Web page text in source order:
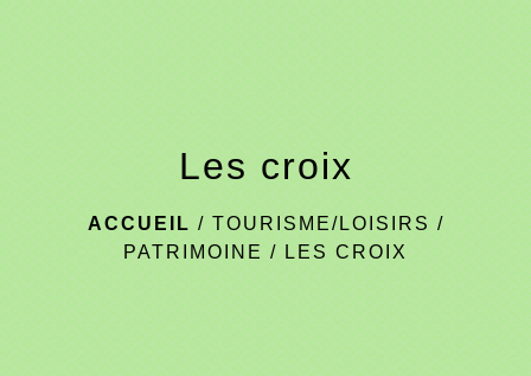
Les croix
ACCUEIL / TOURISME/LOISIRS /
PATRIMOINE / LES CROIX